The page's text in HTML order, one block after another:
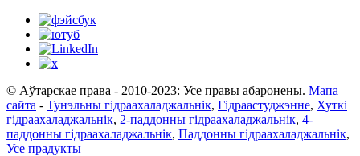
© Аўтарскае права - 2010-2023: Усе правы абаронены. Мапа
сайта - Тунэльны гідраахаладжальнік, Гідраастуджэнне, Хуткі
гідраахаладжальнік, 2-паддонны гідраахаладжальнік, 4-
паддонны гідраахаладжальнік, Паддонны гідраахаладжальнік,
Усе прадукты